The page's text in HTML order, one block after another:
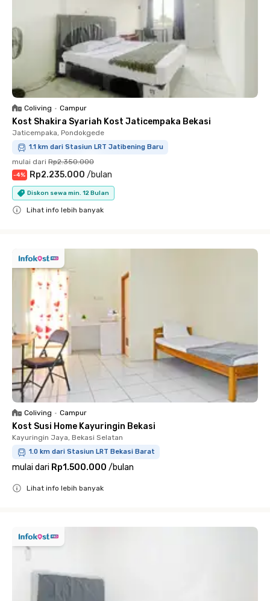
Coliving • Campur
Kost Shakira Syariah Kost Jaticempaka Bekasi
Jaticempaka, Pondokgede
1.1 km dari Stasiun LRT Jatibening Baru
mulai dari Rp2.350.000
-4% Rp2.235.000 /bulan
Diskon sewa min. 12 Bulan
Lihat info lebih banyak
Coliving • Campur
Kost Susi Home Kayuringin Bekasi
Kayuringin Jaya, Bekasi Selatan
1.0 km dari Stasiun LRT Bekasi Barat
mulai dari Rp1.500.000 /bulan
Lihat info lebih banyak